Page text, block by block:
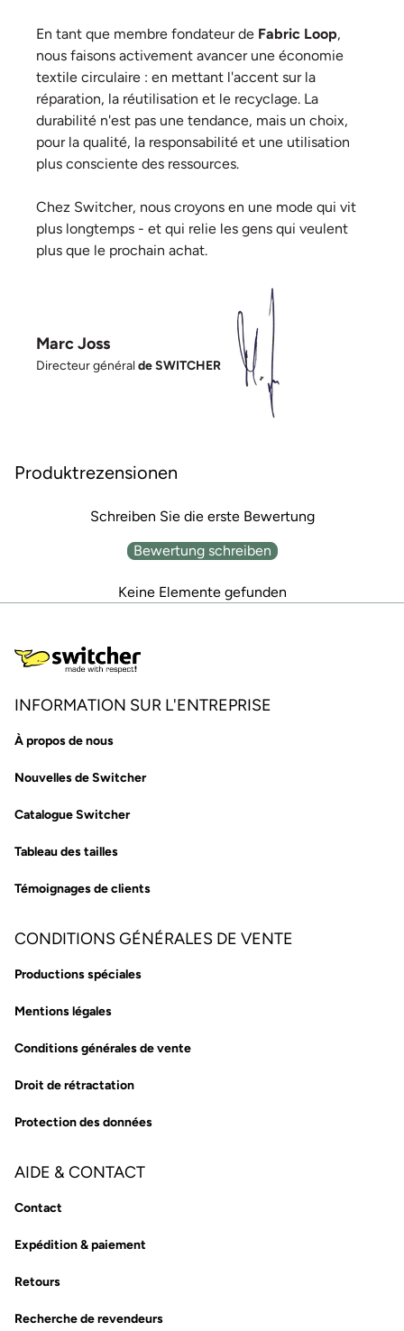
En tant que membre fondateur de Fabric Loop,
nous faisons activement avancer une économie
textile circulaire : en mettant l'accent sur la
réparation, la réutilisation et le recyclage. La
durabilité n'est pas une tendance, mais un choix,
pour la qualité, la responsabilité et une utilisation
plus consciente des ressources.
Chez Switcher, nous croyons en une mode qui vit
plus longtemps - et qui relie les gens qui veulent
plus que le prochain achat.
Marc Joss
Directeur général de SWITCHER
Produktrezensionen
Schreiben Sie die erste Bewertung
Bewertung schreiben
Keine Elemente gefunden
INFORMATION SUR L'ENTREPRISE
À propos de nous
Nouvelles de Switcher
Catalogue Switcher
Tableau des tailles
Témoignages de clients
CONDITIONS GÉNÉRALES DE VENTE
Productions spéciales
Mentions légales
Conditions générales de vente
Droit de rétractation
Protection des données
AIDE & CONTACT
Contact
Expédition & paiement
Retours
Recherche de revendeurs